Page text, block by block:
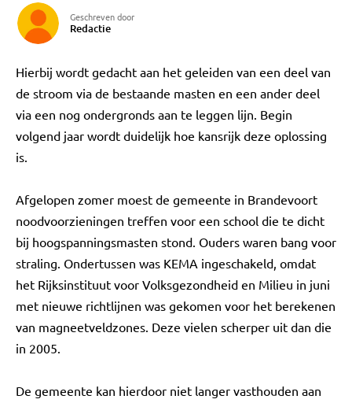
Geschreven door
Redactie
Hierbij wordt gedacht aan het geleiden van een deel van
de stroom via de bestaande masten en een ander deel
via een nog ondergronds aan te leggen lijn. Begin
volgend jaar wordt duidelijk hoe kansrijk deze oplossing
is.
Afgelopen zomer moest de gemeente in Brandevoort
noodvoorzieningen treffen voor een school die te dicht
bij hoogspanningsmasten stond. Ouders waren bang voor
straling. Ondertussen was KEMA ingeschakeld, omdat
het Rijksinstituut voor Volksgezondheid en Milieu in juni
met nieuwe richtlijnen was gekomen voor het berekenen
van magneetveldzones. Deze vielen scherper uit dan die
in 2005.
De gemeente kan hierdoor niet langer vasthouden aan